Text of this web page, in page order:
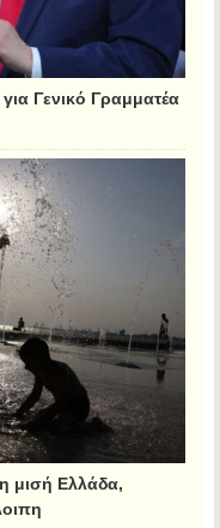
Γενικό Γραμματέα
μισή Ελλάδα,